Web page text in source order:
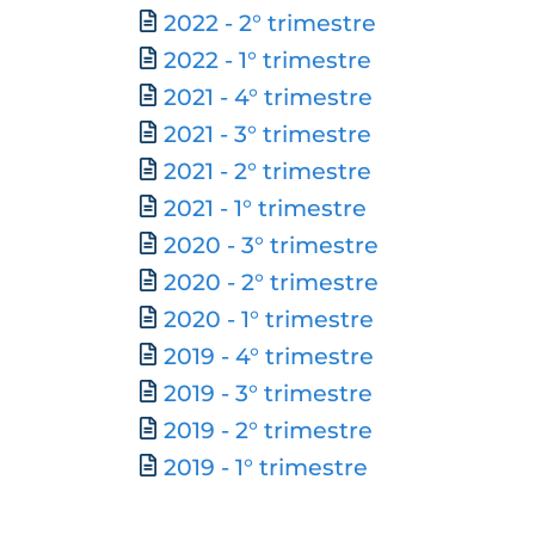
2022 - 2° trimestre
2022 - 1° trimestre
2021 - 4° trimestre
2021 - 3° trimestre
2021 - 2° trimestre
2021 - 1° trimestre
2020 - 3° trimestre
2020 - 2° trimestre
2020 - 1° trimestre
2019 - 4° trimestre
2019 - 3° trimestre
2019 - 2° trimestre
2019 - 1° trimestre